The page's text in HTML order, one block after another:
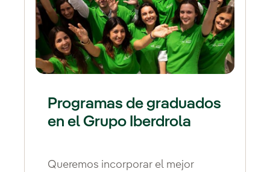
Programas de graduados
en el Grupo Iberdrola
Queremos incorporar el mejor